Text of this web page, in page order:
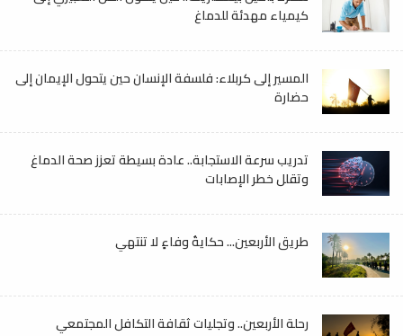
كيمياء مهدئة للدماغ
المسير إلى كربلاء: فلسفة الإنسان حين يتحول الإيمان إلى
حضارة
تدريب سرعة الاستجابة.. عادة بسيطة تعزز صحة الدماغ
وتقلل خطر الإصابات
طريق الأربعين... حكايةُ وفاءٍ لا تنتهي
رحلة الأربعين.. وتجليات ثقافة التكافل المجتمعي